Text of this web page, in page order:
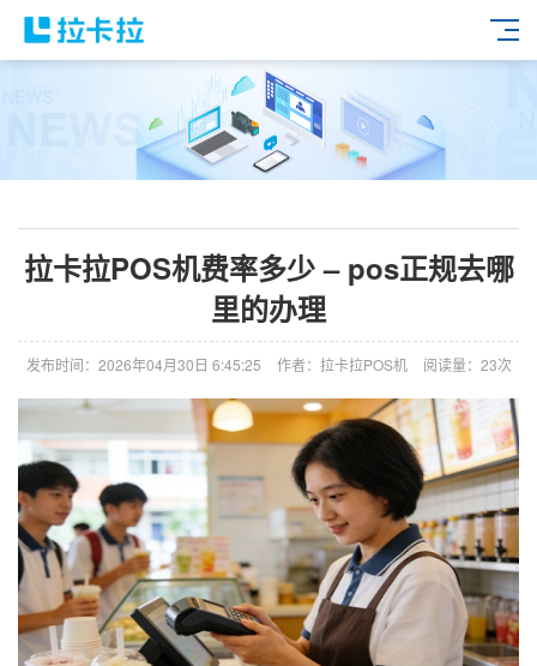
拉卡拉POS机费率多少 – pos正规去哪
里的办理
发布时间：2026年04月30日 6:45:25 作者：拉卡拉POS机 阅读量：23次